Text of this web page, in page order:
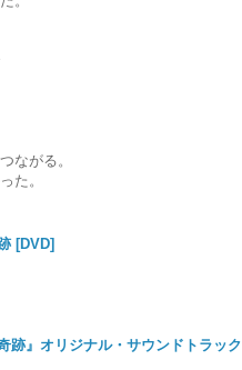
ながる。
た。
[DVD]
跡』オリジナル・サウンドトラック